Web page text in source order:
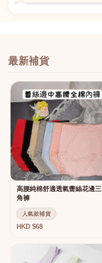
最新補貨
高腰純棉舒適透氣蕾絲花邊三
角褲
人氣款補貨
HKD $68